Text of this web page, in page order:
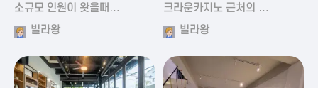
소규모 인원이 왓을때…
빌라왕
크라운카지노 근처의 …
빌라왕